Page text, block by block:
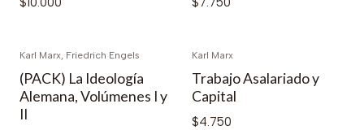
Karl Marx, Friedrich Engels
(PACK) La Ideología
Alemana, Volúmenes I y
II
Karl Marx
Trabajo Asalariado y
Capital
$4.750